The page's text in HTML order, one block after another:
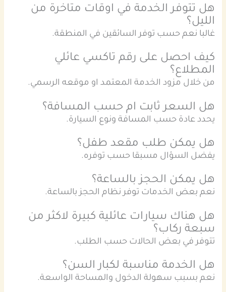
هل تتوفر الخدمة في اوقات متاخرة من
الليل؟
غالبا نعم حسب توفر السائقين في المنطقة.
كيف احصل على رقم تاكسي عائلي
المطلاع؟
من خلال مزود الخدمة المعتمد او موقعه الرسمي.
هل السعر ثابت ام حسب المسافة؟
يحدد عادة حسب المسافة ونوع السيارة.
هل يمكن طلب مقعد طفل؟
يفضل السؤال مسبقا حسب توفره.
هل يمكن الحجز بالساعة؟
نعم بعض الخدمات توفر نظام الحجز بالساعة.
هل هناك سيارات عائلية كبيرة لاكثر من
سبعة ركاب؟
تتوفر في بعض الحالات حسب الطلب.
هل الخدمة مناسبة لكبار السن؟
نعم بسبب سهولة الدخول والمساحة الواسعة.